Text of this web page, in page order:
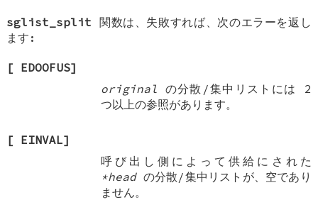
sglist_split 関数は、失敗すれば、次のエラーを返し
ます:
[ EDOOFUS]
original の分散/集中リストには 2
つ以上の参照があります。
[ EINVAL]
呼び出し側によって供給にされた
*headの分散/集中リストが、空であり
ません。